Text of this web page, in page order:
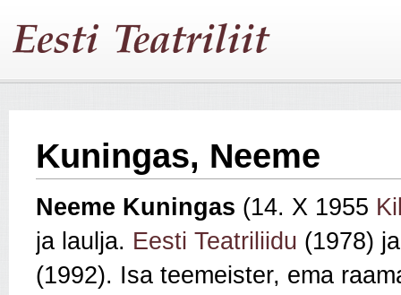
Kuningas, Neeme
Neeme Kuningas (14. X 1955
ja laulja. Eesti Teatriliidu (1978)
(1992). Isa teemeister, ema